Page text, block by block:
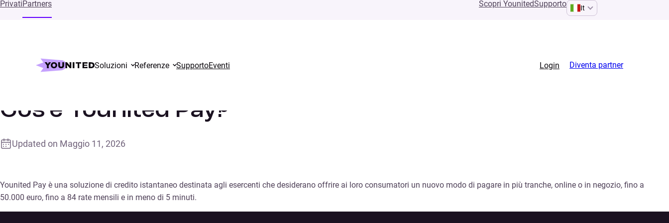
PrivatiPartners Scopri YounitedSupporto It
Soluzioni Referenze SupportoEventi Login
Diventa partner
Cos’è Younited Pay?
Updated on Maggio 11, 2026
Younited Pay è una soluzione di credito istantaneo destinata agli esercenti che desiderano offrire ai loro consumatori un nuovo modo di pagare in più tranche, online o in negozio, fino a
50.000 euro, fino a 84 rate mensili e in meno di 5 minuti.